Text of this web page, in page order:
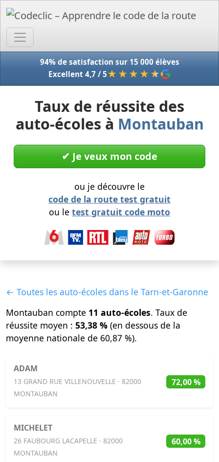
94% de satisfaction sur 15 000 élèves
Excellent 4,7 / 5★★★★ ★
Taux de réussite des
auto-écoles à Montauban
✔︎ Je veux mon code
ou je découvre le
code de la route test gratuit
ou le test gratuit code moto
← Toutes les auto-écoles dans le Tarn-et-Garonne
Montauban compte 11 auto-écoles. Taux de
réussite moyen : 53,38 % (en dessous de la
moyenne nationale de 60,87 %).
ADAM
13 GRAND RUE VILLENOUVELLE · 82000
MONTAUBAN
72,00 %
MICHELET
26 FAUBOURG LACAPELLE · 82000
MONTAUBAN
60,00 %